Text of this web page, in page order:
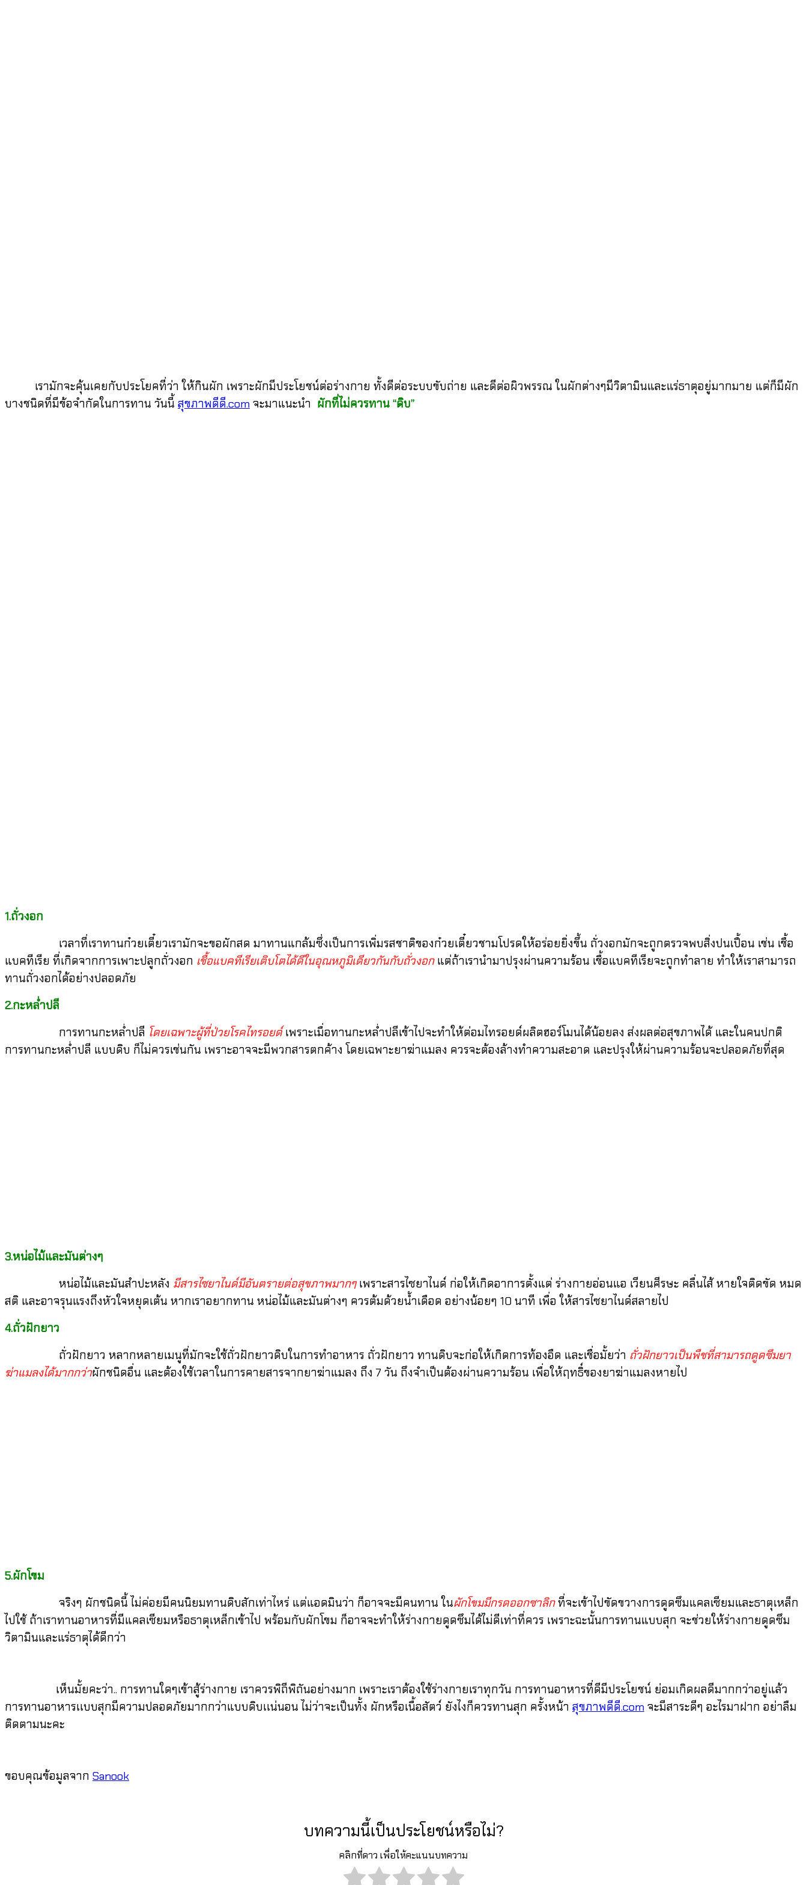
เรามักจะคุ้นเคยกับประโยคที่ว่า ให้กินผัก เพราะผักมีประโยชน์ต่อร่างกาย ทั้งดีต่อระบบขับถ่าย และดีต่อผิวพรรณ ในผักต่างๆมีวิตามินและแร่ธาตุอยู่มากมาย แต่ก็มีผัก
บางชนิดที่มีข้อจำกัดในการทาน วันนี้ สุขภาพดีดี.com จะมาแนะนำ ผักที่ไม่ควรทาน “ดิบ”
1.ถั่วงอก
เวลาที่เราทานก๋วยเตี๋ยวเรามักจะขอผักสด มาทานแกล้มซึ่งเป็นการเพิ่มรสชาติของก๋วยเตี๋ยวชามโปรดให้อร่อยยิ่งขึ้น ถั่วงอกมักจะถูกตรวจพบสิ่งปนเปื้อน เช่น เชื้อ
แบคทีเรีย ที่เกิดจากการเพาะปลูกถั่วงอก เชื้อแบคทีเรียเติบโตได้ดีในอุณหภูมิเดียวกันกับถั่วงอกแต่ถ้าเรานำมาปรุงผ่านความร้อน เชื้อแบคทีเรียจะถูกทำลาย ทำให้เราสามารถ
ทานถั่วงอกได้อย่างปลอดภัย
2.กะหล่ำปลี
การทานกะหล่ำปลี โดยเฉพาะผู้ที่ป่วยโรคไทรอยด์เพราะเมื่อทานกะหล่ำปลีเข้าไปจะทำให้ต่อมไทรอยด์ผลิตฮอร์โมนได้น้อยลง ส่งผลต่อสุขภาพได้ และในคนปกติ
การทานกะหล่ำปลี แบบดิบ ก็ไม่ควรเช่นกัน เพราะอาจจะมีพวกสารตกค้าง โดยเฉพาะยาฆ่าแมลง ควรจะต้องล้างทำความสะอาด และปรุงให้ผ่านความร้อนจะปลอดภัยที่สุด
3.หน่อไม้และมันต่างๆ
หน่อไม้และมันสำปะหลัง มีสารไซยาไนด์มีอันตรายต่อสุขภาพมากๆเพราะสารไซยาไนด์ ก่อให้เกิดอาการตั้งแต่ ร่างกายอ่อนแอ เวียนศีรษะ คลื่นไส้ หายใจติดขัด หมด
สติ และอาจรุนแรงถึงหัวใจหยุดเต้น หากเราอยากทาน หน่อไม้และมันต่างๆ ควรต้มด้วยน้ำเดือด อย่างน้อยๆ 10 นาที เพื่อ ให้สารไซยาไนด์สลายไป
4.ถั่วฝักยาว
ถั่วฝักยาว หลากหลายเมนูที่มักจะใช้ถั่วฝักยาวดิบในการทำอาหาร ถั่วฝักยาว ทานดิบจะก่อให้เกิดการท้องอืด และเชื่อมั้ยว่า ถั่วฝักยาวเป็นพืชที่สามารถดูดซึมยา
ฆ่าแมลงได้มากกว่าผักชนิดอื่น และต้องใช้เวลาในการคายสารจากยาฆ่าแมลง ถึง 7 วัน ถึงจำเป็นต้องผ่านความร้อน เพื่อให้ฤทธิ์ของยาฆ่าแมลงหายไป
5.ผักโขม
จริงๆ ผักชนิดนี้ ไม่ค่อยมีคนนิยมทานดิบสักเท่าไหร่ แต่แอดมินว่า ก็อาจจะมีคนทาน ในผักโขมมีกรดออกซาลิก ที่จะเข้าไปขัดขวางการดูดซึมแคลเซียมและธาตุเหล็ก
ไปใช้ ถ้าเราทานอาหารที่มีแคลเซียมหรือธาตุเหล็กเข้าไป พร้อมกับผักโขม ก็อาจจะทำให้ร่างกายดูดซึมได้ไม่ดีเท่าที่ควร เพราะฉะนั้นการทานแบบสุก จะช่วยให้ร่างกายดูดซึม
วิตามินและแร่ธาตุได้ดีกว่า
เห็นมั้ยคะว่า.. การทานใดๆเข้าสู้ร่างกาย เราควรพิถีพิถันอย่างมาก เพราะเราต้องใช้ร่างกายเราทุกวัน การทานอาหารที่ดีมีประโยชน์ ย่อมเกิดผลดีมากกว่าอยู่แล้ว
การทานอาหารเเบบสุกมีความปลอดภัยมากกว่าแบบดิบเเน่นอน ไม่ว่าจะเป็นทั้ง ผักหรือเนื้อสัตว์ ยังไงก็ควรทานสุก ครั้งหน้า สุขภาพดีดี.com จะมีสาระดีๆ อะไรมาฝาก อย่าลืม
ติดตามนะคะ
ขอบคุณข้อมูลจาก Sanook
บทความนี้เป็นประโยชน์หรือไม่?
คลิกที่ดาว เพื่อให้คะแนนบทความ